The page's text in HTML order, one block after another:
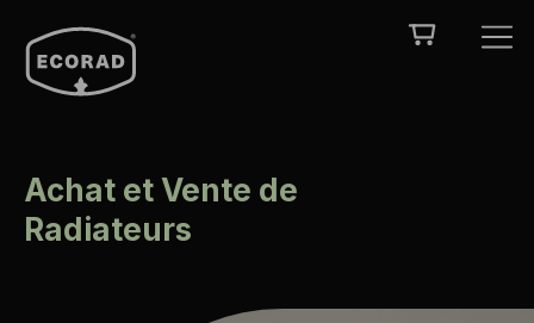
Achat et Vente de
Radiateurs